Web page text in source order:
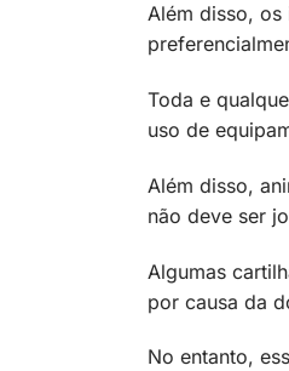
Além disso,
Toda e
uso de
Além disso,
não deve ser
Algumas
por causa da
No entanto,